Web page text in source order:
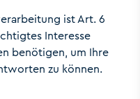
ist Art. 6
Interesse
benötigen, um Ihre
zu können.